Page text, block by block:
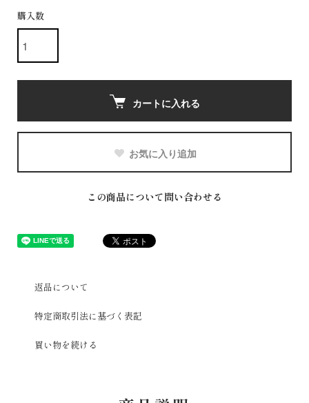
購入数
カートに入れる
お気に入り追加
この商品について問い合わせる
返品について
特定商取引法に基づく表記
買い物を続ける